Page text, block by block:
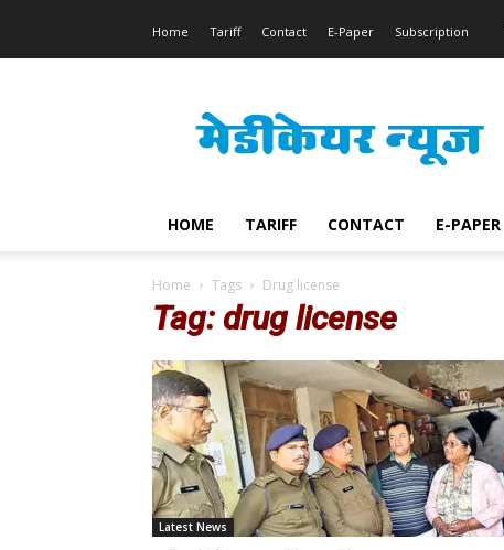
Home Tariff Contact E-Paper Subscription
News
HOME TARIFF CONTACT E-PAPER
Home Tags Drug license
Tag: drug license
Latest News